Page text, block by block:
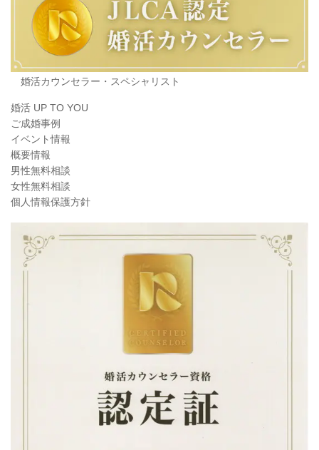
婚活カウンセラー・スペシャリスト
婚活 UP TO YOU
ご成婚事例
イベント情報
概要情報
男性無料相談
女性無料相談
個人情報保護方針